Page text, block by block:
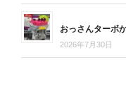
おっさんターボ
2026年7月30日